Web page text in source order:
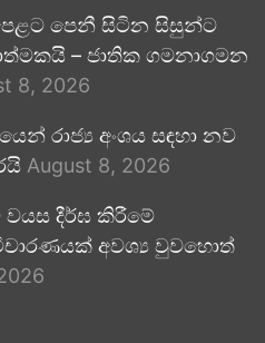
පෙනී සිටින සිසුන්ට
– ජාතික ගමනාගමන
8, 2026
රාජ්‍ය අංශය සඳහා නව
August 8, 2026
දීර්ඝ කිරීමේ
අවශ්‍ය වුවහොත්